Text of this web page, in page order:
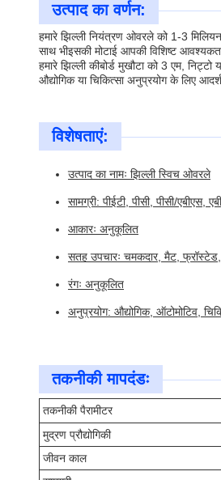
उत्पाद का वर्णन:
हमारे झिल्ली नियंत्रण ओवरले को 1-3
साथ भीइसकी मोटाई आपकी विशिष्ट
हमारे झिल्ली कीबोर्ड मुखौटा को 3 एम,
औद्योगिक या चिकित्सा अनुप्रयोग के लिए
विशेषताएं:
उत्पाद का नामः झिल्ली स्विच ओवरले
सामग्री: पीईटी, पीसी, पीसी/एबीएस,
आकारः अनुकूलित
सतह उपचारः चमकदार, मैट,
रंगः अनुकूलित
अनुप्रयोग: औद्योगिक, ऑटोमोटिव,
तकनीकी मापदंडः
तकनीकी पैरामीटर
मुद्रण प्रौद्योगिकी
जीवन काल